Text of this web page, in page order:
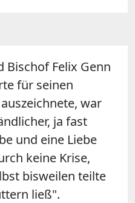
Bischof Felix Genn
für seinen
war
ja fast
und eine Liebe
keine Krise,
bisweilen teilte
ließ".